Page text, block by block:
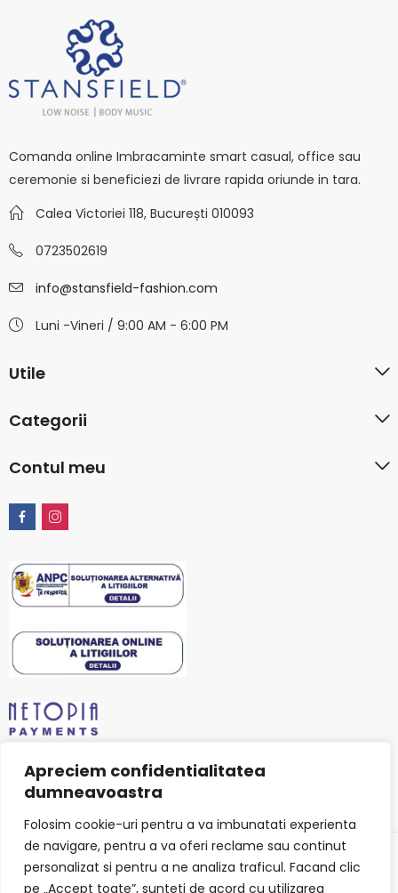
Apreciem confidentialitatea
dumneavoastra
Folosim cookie-uri pentru a va imbunatati experienta
de navigare, pentru a va oferi reclame sau continut
personalizat si pentru a ne analiza traficul. Facand clic
pe „Accept toate”, sunteti de acord cu utilizarea
Comanda online Imbracaminte smart casual, office sau
ceremonie si beneficiezi de livrare rapida oriunde in tara.
Calea Victoriei 118, București 010093
0723502619
info@stansfield-fashion.com
Luni -Vineri / 9:00 AM - 6:00 PM
Utile
Categorii
Contul meu
© 2026 stansfield-fashion.com. Toate drepturile rezervate